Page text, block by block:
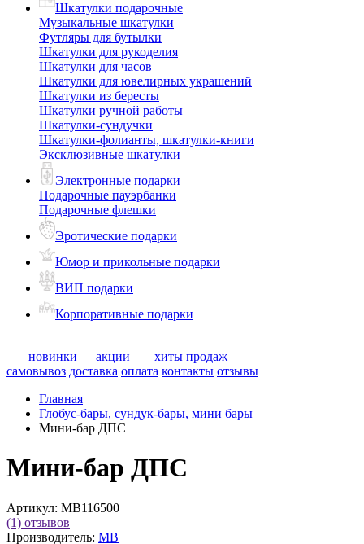
Шкатулки подарочные
Музыкальные шкатулки
Футляры для бутылки
Шкатулки для рукоделия
Шкатулки для часов
Шкатулки для ювелирных украшений
Шкатулки из бересты
Шкатулки ручной работы
Шкатулки-сундучки
Шкатулки-фолианты, шкатулки-книги
Эксклюзивные шкатулки
Электронные подарки
Подарочные пауэрбанки
Подарочные флешки
Эротические подарки
Юмор и прикольные подарки
ВИП подарки
Корпоративные подарки
новинки акции
хиты продаж
самовывоз доставка оплата контакты отзывы
Главная
Глобус-бары, сундук-бары, мини бары
Мини-бар ДПС
Мини-бар ДПС
Артикул: MB116500
(1) отзывов
Производитель: MB